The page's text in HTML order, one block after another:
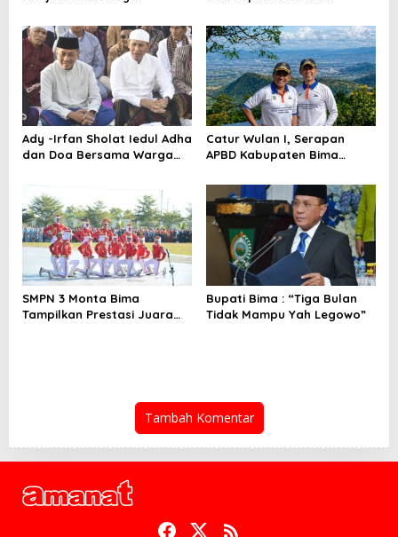
s
RB dan DPR RI
Ady -Irfan Sholat Iedul Adha
dan Doa Bersama Warga
Catur Wulan I, Serapan
APBD Kabupaten Bima
SMPN 3 Monta Bima
Tampilkan Prestasi Juara
Bupati Bima : “Tiga Bulan
Tidak Mampu Yah Legowo”
Tambah Komentar